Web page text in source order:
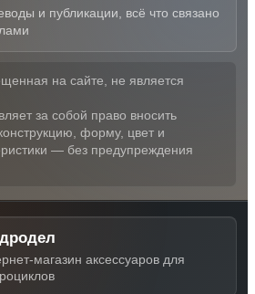
и публикации, всё что связано
на сайте, не является
за собой право вносить
форму, цвет и
— без предупреждения
магазин аксессуаров для